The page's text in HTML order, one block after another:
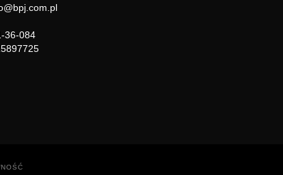
36-084